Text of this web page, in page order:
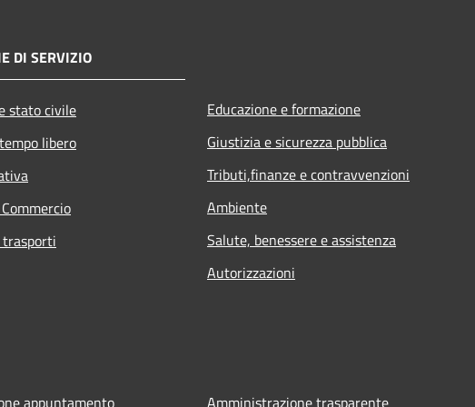
DI SERVIZIO
stato civile
libero
Educazione e formazione
Giustizia e sicurezza pubblica
Tributi,finanze e contravvenzioni
Ambiente
Salute, benessere e assistenza
Autorizzazioni
appuntamento Amministrazione trasparente